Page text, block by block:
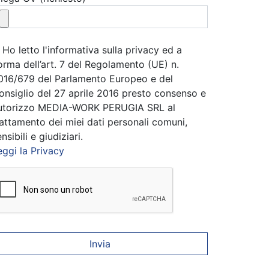
Ho letto l'informativa sulla privacy ed a
dell’art. 7 del Regolamento (UE) n.
679 del Parlamento Europeo e del
del 27 aprile 2016 presto consenso e
MEDIA-WORK PERUGIA SRL al
dei miei dati personali comuni,
e giudiziari.
la Privacy